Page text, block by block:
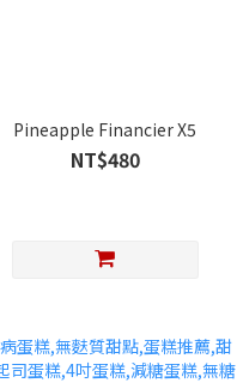
Pineapple Financier X5
NT$480